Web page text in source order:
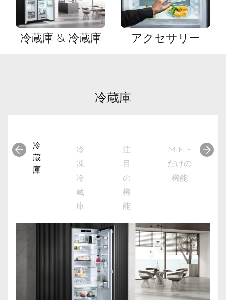
冷蔵庫 & 冷蔵庫 アクセサリー
冷蔵庫
冷
蔵
庫
冷
凍
冷
蔵
庫
注
目
の
機
能
MIELE
だけの
機能